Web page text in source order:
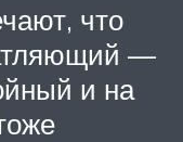
что
—
и на